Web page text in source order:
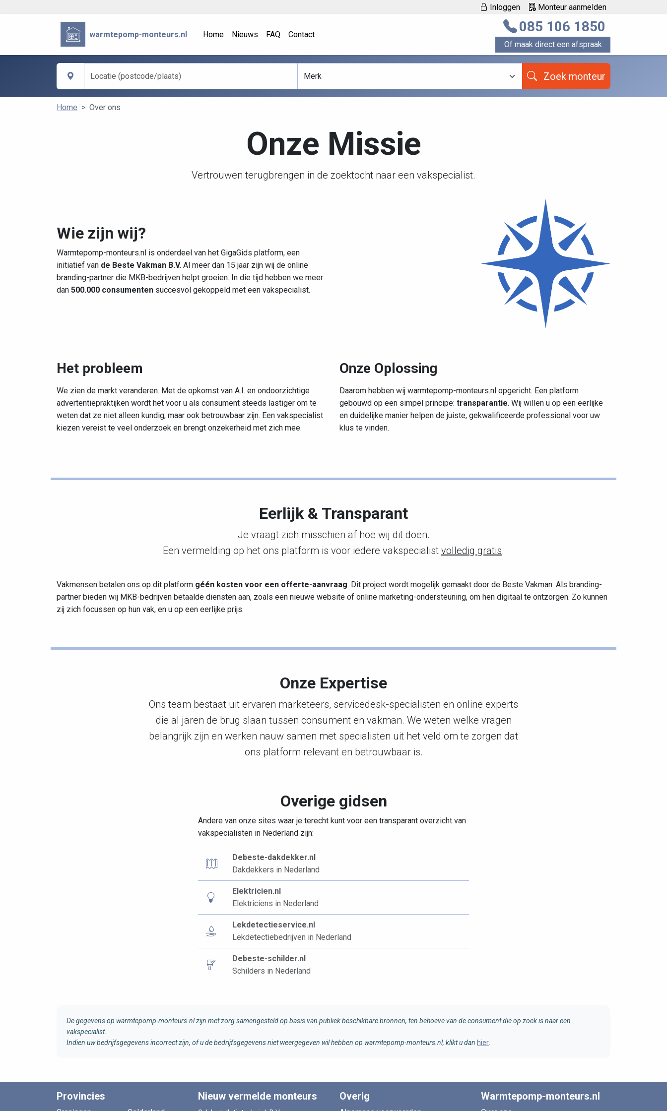
Inloggen Monteur aanmelden
warmtepomp-monteurs.nl Home Nieuws FAQ Contact 085 106 1850
Of maak direct een afspraak
Zoek monteur
Home Over ons
Onze Missie
Vertrouwen terugbrengen in de zoektocht naar een vakspecialist.
Wie zijn wij?
Warmtepomp-monteurs.nl is onderdeel van het GigaGids platform, een
initiatief van de Beste Vakman B.V. Al meer dan 15 jaar zijn wij de online
branding-partner die MKB-bedrijven helpt groeien. In die tijd hebben we meer
dan 500.000 consumenten succesvol gekoppeld met een vakspecialist.
Het probleem
We zien de markt veranderen. Met de opkomst van A.I. en ondoorzichtige
advertentiepraktijken wordt het voor u als consument steeds lastiger om te
weten dat ze niet alleen kundig, maar ook betrouwbaar zijn. Een vakspecialist
kiezen vereist te veel onderzoek en brengt onzekerheid met zich mee.
Onze Oplossing
Daarom hebben wij warmtepomp-monteurs.nl opgericht. Een platform
gebouwd op een simpel principe: transparantie. Wij willen u op een eerlijke
en duidelijke manier helpen de juiste, gekwalificeerde professional voor uw
klus te vinden.
Eerlijk & Transparant
Je vraagt zich misschien af hoe wij dit doen.
Een vermelding op het ons platform is voor iedere vakspecialist volledig gratis.
Vakmensen betalen ons op dit platform géén kosten voor een offerte-aanvraag. Dit project wordt mogelijk gemaakt door de Beste Vakman. Als branding-
partner bieden wij MKB-bedrijven betaalde diensten aan, zoals een nieuwe website of online marketing-ondersteuning, om hen digitaal te ontzorgen. Zo kunnen
zij zich focussen op hun vak, en u op een eerlijke prijs.
Onze Expertise
Ons team bestaat uit ervaren marketeers, servicedesk-specialisten en online experts
die al jaren de brug slaan tussen consument en vakman. We weten welke vragen
belangrijk zijn en werken nauw samen met specialisten uit het veld om te zorgen dat
ons platform relevant en betrouwbaar is.
Overige gidsen
Andere van onze sites waar je terecht kunt voor een transparant overzicht van
vakspecialisten in Nederland zijn:
Debeste-dakdekker.nl
Dakdekkers in Nederland
Elektricien.nl
Elektriciens in Nederland
Lekdetectieservice.nl
Lekdetectiebedrijven in Nederland
Debeste-schilder.nl
Schilders in Nederland
De gegevens op warmtepomp-monteurs.nl zijn met zorg samengesteld op basis van publiek beschikbare bronnen, ten behoeve van de consument die op zoek is naar een
vakspecialist.
Indien uw bedrijfsgegevens incorrect zijn, of u de bedrijfsgegevens niet weergegeven wil hebben op warmtepomp-monteurs.nl, klikt u dan hier
Provincies Nieuw vermelde monteurs Overig Warmtepomp-monteurs.nl